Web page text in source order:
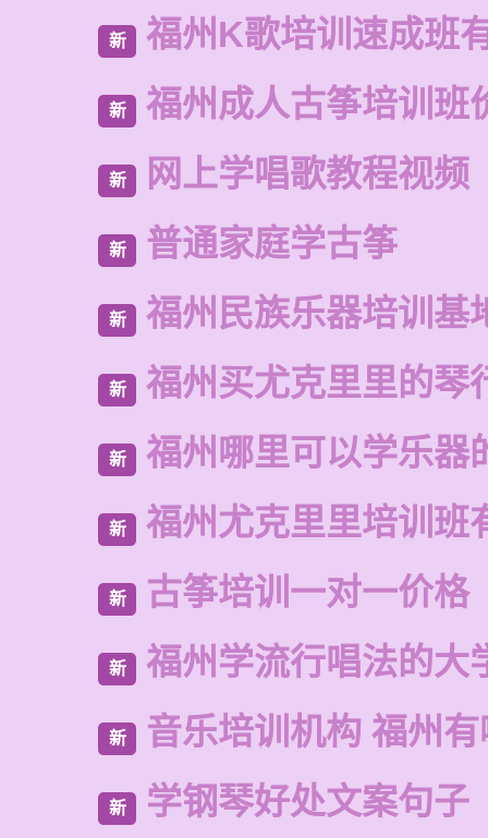
新 福州K歌培训速成班
新 福州成人古筝培训班
新 网上学唱歌教程视频
新 普通家庭学古筝
新 福州民族乐器培训基
新 福州买尤克里里的琴
新 福州哪里可以学乐器
新 福州尤克里里培训班
新 古筝培训一对一价格
新 福州学流行唱法的大
新 音乐培训机构 福州
新 学钢琴好处文案句子